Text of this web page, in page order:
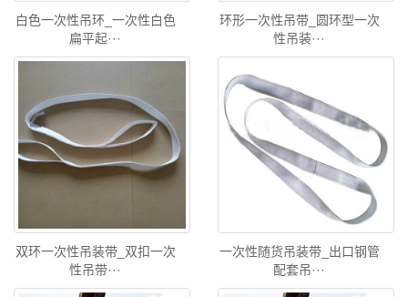
白色一次性吊环_一次性白色
扁平起···
环形一次性吊带_圆环型一次
性吊装···
双环一次性吊装带_双扣一次
性吊带···
一次性随货吊装带_出口钢管
配套吊···